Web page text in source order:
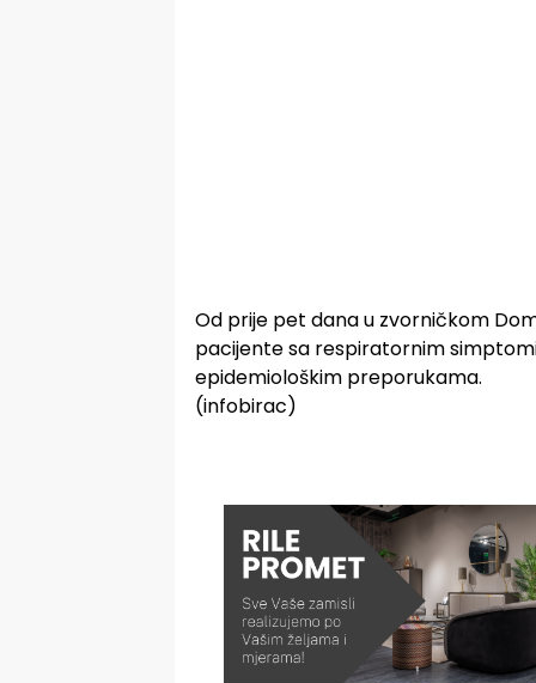
Od prije pet dana u zvorničkom
pacijente sa respiratornim
epidemiološkim preporukama.
(infobirac)